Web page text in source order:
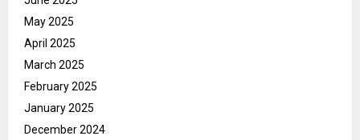
May 2025
April 2025
March 2025
February 2025
January 2025
December 2024